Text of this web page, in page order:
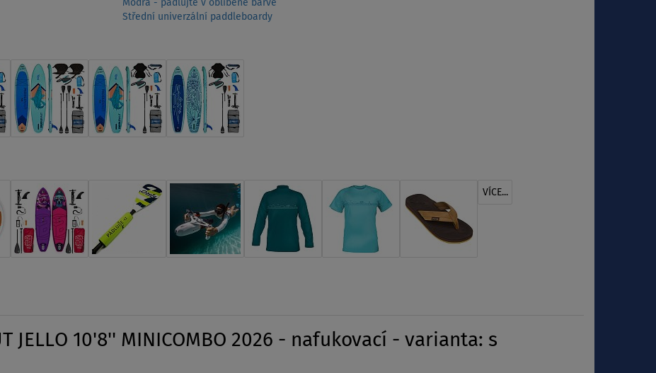
Modrá - pádlujte v oblíbené barvě
Střední univerzální paddleboardy
VÍCE...
JELLO 10'8'' MINICOMBO 2026 - nafukovací - varianta: s